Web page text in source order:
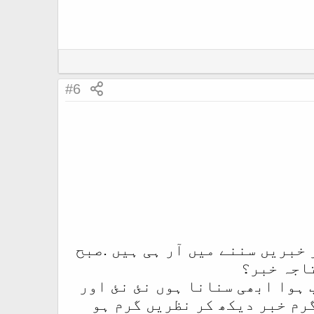
#6
سننے میں آر ہی ہیں .صبح
خبر؟
ابھی سنانا ہوں نئ نئ اور
خبر دیکھ کر نظریں گرم ہو